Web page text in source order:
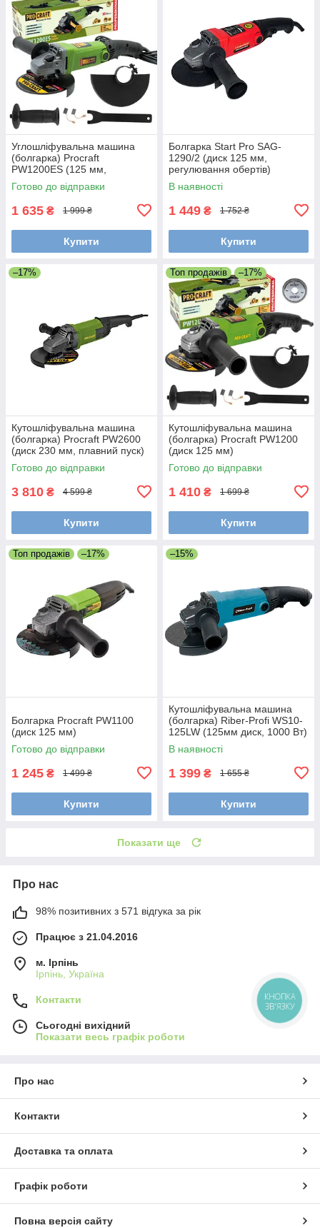
Углошліфувальна машина
(болгарка) Procraft
PW1200ES (125 мм,
регулювання обертів)
Готово до відправки
1 635 ₴ 1 999 ₴
Купити
Болгарка Start Pro SAG-
1290/2 (диск 125 мм,
регулювання обертів)
В наявності
1 449 ₴ 1 752 ₴
Купити
–17%
Кутошліфувальна машина
(болгарка) Procraft PW2600
(диск 230 мм, плавний пуск)
Готово до відправки
3 810 ₴ 4 599 ₴
Купити
Топ продажів –17%
Кутошліфувальна машина
(болгарка) Procraft PW1200
(диск 125 мм)
Готово до відправки
1 410 ₴ 1 699 ₴
Купити
Топ продажів –17%
Болгарка Procraft PW1100
(диск 125 мм)
Готово до відправки
1 245 ₴ 1 499 ₴
Купити
–15%
Кутошліфувальна машина
(болгарка) Riber-Profi WS10-
125LW (125мм диск, 1000 Вт)
В наявності
1 399 ₴ 1 655 ₴
Купити
Показати ще
Про нас
98% позитивних з 571 відгука за рік
Працює з 21.04.2016
м. Ірпінь
Ірпінь, Україна
Контакти
Сьогодні вихідний
Показати весь графік роботи
Про нас
Контакти
Доставка та оплата
Графік роботи
Повна версія сайту
КНОПКА
ЗВ'ЯЗКУ